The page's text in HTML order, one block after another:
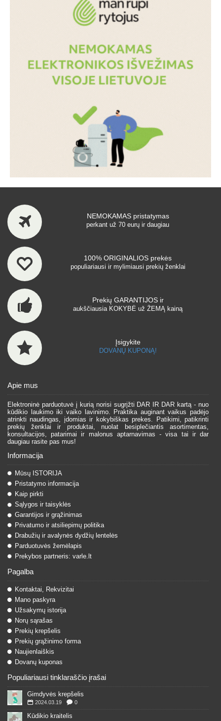
NEMOKAMAS pristatymas
perkant už 70 eurų ir daugiau
100% ORIGINALIOS prekės
populiariausi ir mylimiausi prekių ženklai
Prekių GARANTIJOS ir
aukščiausia KOKYBĖ už ŽEMĄ kainą
Įsigykite
DOVANŲ KUPONĄ!
Apie mus
Elektroninė parduotuvė į kurią norisi sugrįžti DAR IR DAR kartą - nuo
kūdikio laukimo iki vaiko lavinimo. Praktika auginant vaikus padėjo
atrinkti naudingas, įdomias ir kokybiškas prekes. Patikimi, patikrinti
prekių ženklai ir produktai, nuolat besiplečiantis asortimentas,
konsultacijos, patarimai ir malonus aptarnavimas - visa tai ir dar
daugiau rasite pas mus!
Informacija
Mūsų ISTORIJA
Pristatymo informacija
Kaip pirkti
Sąlygos ir taisyklės
Garantijos ir grąžinimas
Privatumo ir atsiliepimų politika
Drabužių ir avalynės dydžių lentelės
Parduotuvės žemėlapis
Prekybos partneris: varle.lt
Pagalba
Kontaktai, Rekvizitai
Mano paskyra
Užsakymų istorija
Norų sąrašas
Prekių krepšelis
Prekių grąžinimo forma
Naujienlaiškis
Dovanų kuponas
Populiariausi tinklaraščio įrašai
Gimdyvės krepšelis
2024.03.19 0
Kūdikio kraitelis